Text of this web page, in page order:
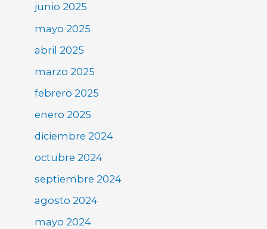
junio 2025
mayo 2025
abril 2025
marzo 2025
febrero 2025
enero 2025
diciembre 2024
octubre 2024
septiembre 2024
agosto 2024
mayo 2024